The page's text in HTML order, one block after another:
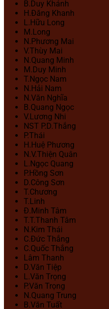
B.Duy Khánh
H.Đăng Khanh
L.Hữu Long
M.Long
N.Phương Mai
V.Thùy Mai
N.Quang Minh
M.Duy Minh
T.Ngọc Nam
N.Hải Nam
N.Văn Nghĩa
B.Quang Ngọc
V.Lương Nhi
NST P.D.Thắng
P.Thái
H.Huệ Phương
N.V.Thiện Quân
L.Ngọc Quang
P.Hồng Sơn
D.Công Sơn
T.Chương
T.Linh
Đ.Minh Tâm
T.T.Thanh Tâm
N.Kim Thái
C.Đức Thắng
C.Quốc Thắng
Lâm Thanh
D.Văn Tiệp
L.Văn Trọng
P.Văn Trọng
N.Quang Trung
B.Văn Tuất